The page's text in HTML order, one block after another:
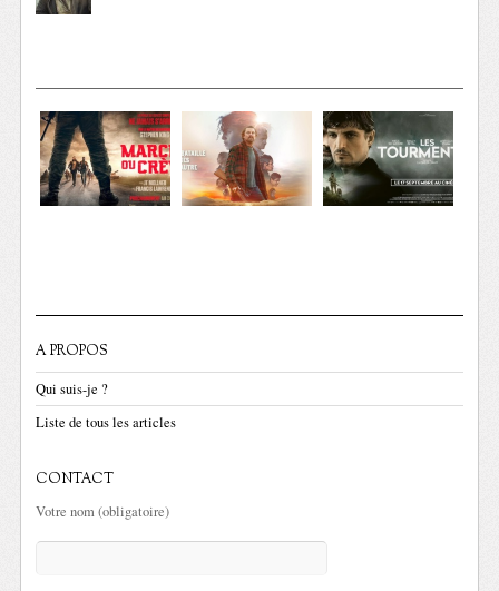
A PROPOS
Qui suis-je ?
Liste de tous les articles
CONTACT
Votre nom (obligatoire)